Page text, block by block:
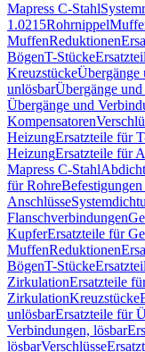
Mapress C-Stahl
1.0215Rohrnippel
MuffenReduktionen
BögenT-Stücke
KreuzstückeÜbergänge
unlösbarÜbergänge
Übergänge und
Kompensatoren
HeizungErsatzteile für
HeizungErsatzteile für
Mapress C-Stahl
für Rohre
Anschlüsse
Flanschverbindungen
KupferErsatzteile für
MuffenReduktionen
BögenT-Stücke
ZirkulationErsatzteile
ZirkulationKreuzstücke
unlösbarErsatzteile für
Verbindungen, lösbar
lösbarVerschlüsse